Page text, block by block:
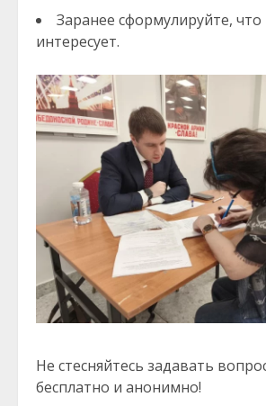
Заранее сформулируйте, что
интересует.
Не стесняйтесь задавать
бесплатно и анонимно!